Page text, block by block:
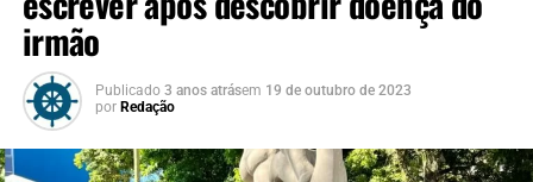
cabeça e mudou
completamente a maneira
de eu escrever. Mas a
minha essência continua a
irmão
Publicado 3 anos atrásem 19 de outubro de 2023
por Redação